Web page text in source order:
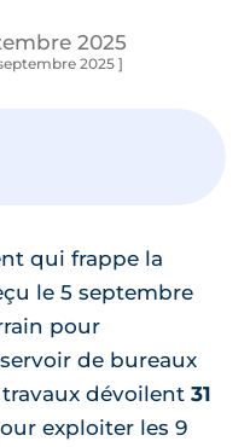
2025
2025 ]
qui frappe la
le 5 septembre
pour
de bureaux
dévoilent 31
exploiter les 9